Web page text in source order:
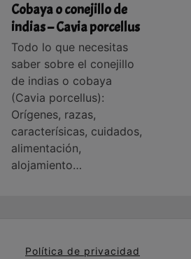
Cobaya o conejillo de
indias – Cavia porcellus
Todo lo que necesitas
saber sobre el conejillo
de indias o cobaya
(Cavia porcellus):
Orígenes, razas,
caracterísicas, cuidados,
alimentación,
alojamiento…
Política de privacidad